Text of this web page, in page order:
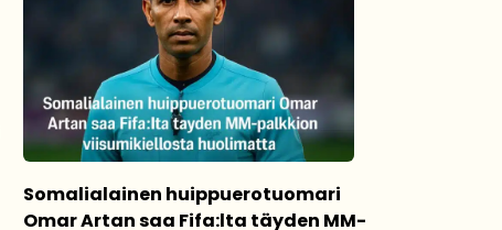
Somalialainen huippuerotuomari
Omar Artan saa Fifa:lta täyden MM-